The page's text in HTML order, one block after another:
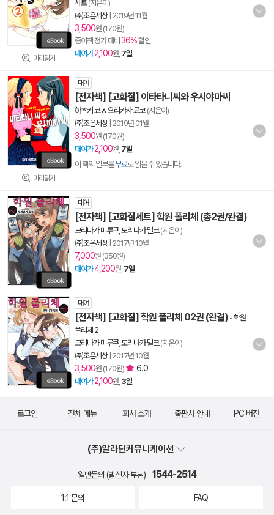
미리읽기
사토(지은이)
㈜조은세상| 2019년 11월
3,500원 (170원)
종이책 정가 대비 36%할인
대여가 2,100원, 7일
미리읽기
대여
[전자책] [고화질] 이타타니씨와 우시야마씨
하츠키 쿄 & 오리카사 료코(지은이)
㈜조은세상| 2019년 01월
3,500원 (170원)
대여가 2,100원, 7일
이 책의 일부를무료로 읽을 수 있습니다.
대여
[전자책] [고화질세트] 학원 폴리체 (총2권/완결)
모리나가 미루쿠, 모리나가 밀크(지은이)
㈜조은세상| 2017년 10월
7,000원 (350원)
대여가4,200원, 7일
대여
[전자책] [고화질] 학원 폴리체 02권 (완결) -학원
폴리체 2
모리나가 미루쿠, 모리나가 밀크(지은이)
㈜조은세상| 2017년 10월
3,500원 (170원) 6.0
대여가 2,100원, 3일
로그인 전체 메뉴 회사 소개 출판사 안내 PC 버전
(주)알라딘커뮤니케이션
일반문의 (발신자 부담) 1544-2514
1:1 문의 FAQ